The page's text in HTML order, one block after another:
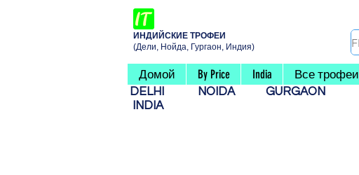
ИНДИЙСКИЕ ТРОФЕИ
(Дели, Нойда, Гургаон, Индия)
Домой By Price India Все трофеи
DELHI NOIDA GURGAON
INDIA